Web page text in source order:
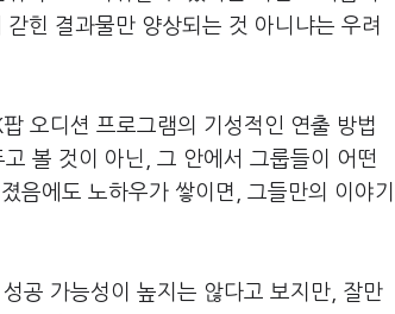
힌 결과물만 양상되는 것 아니냐는 우려
팝 오디션 프로그램의 기성적인 연출 방법
볼 것이 아닌
그 안에서 그룹들이 어떤
음에도 노하우가 쌓이면
그들만의 이야기
공 가능성이 높지는 않다고 보지만
잘만